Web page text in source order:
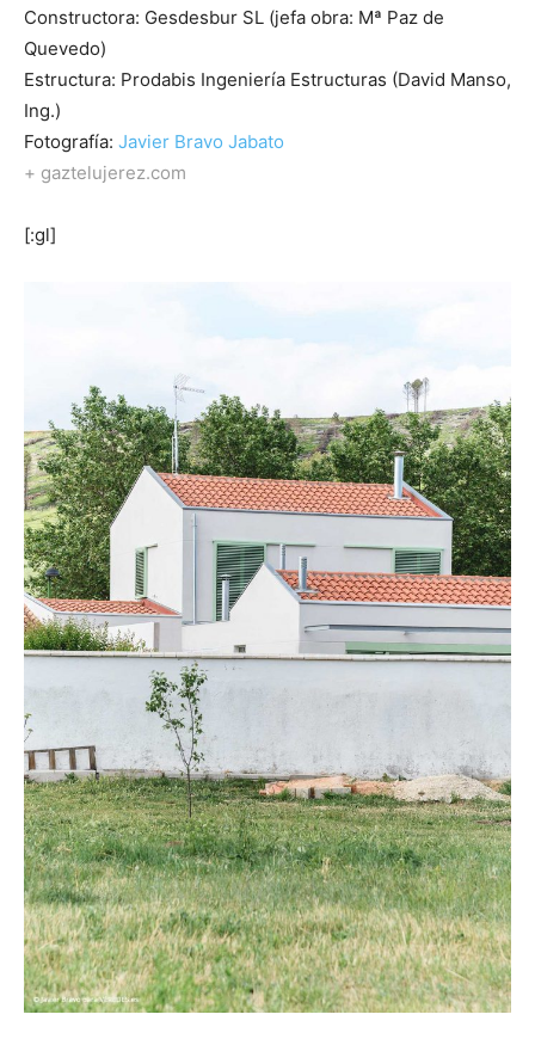
Constructora: Gesdesbur SL (jefa obra: Mª Paz de
Quevedo)
Estructura: Prodabis Ingeniería Estructuras (David Manso,
Ing.)
Fotografía: Javier Bravo Jabato
+ gaztelujerez.com
[:gl]